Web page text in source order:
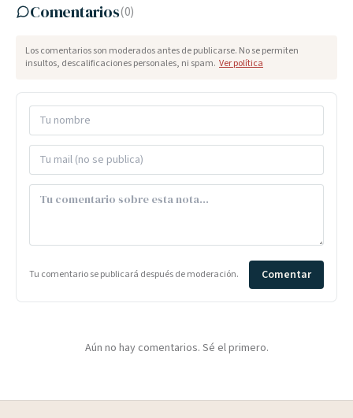
Comentarios(0)
Los comentarios son moderados antes de publicarse. No se permiten
insultos, descalificaciones personales, ni spam. Ver política
Tu comentario se publicará después de moderación. Comentar
Aún no hay comentarios. Sé el primero.